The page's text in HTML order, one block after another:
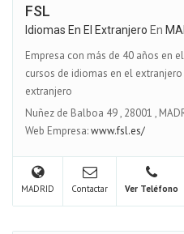
FSL
Idiomas En El Extranjero En
Empresa con más de 40 años en
cursos de idiomas en el
extranjero
Nuñez de Balboa 49, 28001 ,
Web Empresa:www.fsl.es/
MADRID Contactar Ver Teléfono